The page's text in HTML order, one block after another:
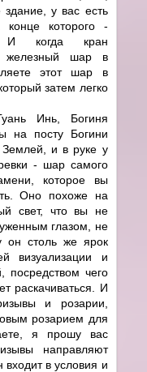
здание, у вас есть
которого -
И когда кран
железный шар в
этот шар в
затем легко
Инь, Богиня
на посту Богини
и в руке у
- шар самого
которое вы
Оно похоже на
свет, что вы не
глазом, не
он столь же ярок
визуализации и
посредством чего
раскачиваться. И
и розарии,
розарием для
я прошу вас
направляют
входит в условия и